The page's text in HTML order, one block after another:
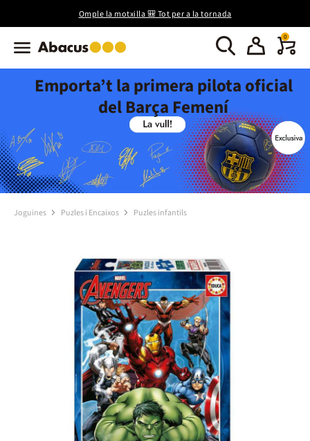
Omple la motxilla 🎒 Tot per a la tornada
0
Emporta’t la primera pilota oficial
del Barça Femení
Joguines Puzles i Encaixos Puzles infantils